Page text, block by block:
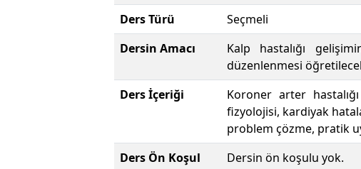
Ders Türü
Seçmeli
Dersin Amacı
Kalp hastalığı
düzenlenmesi
Ders İçeriği
Koroner arter
fizyolojisi, kardiyak
problem çözme, pratik
Ders Ön Koşul
Dersin ön koşulu yok.